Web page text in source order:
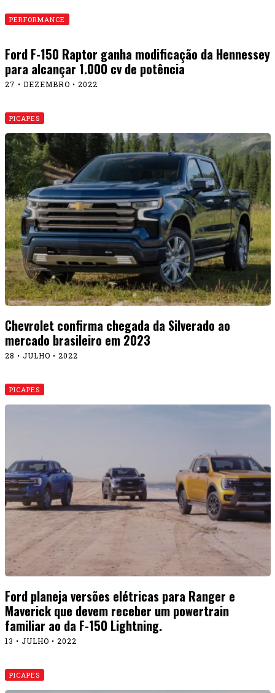
PERFORMANCE
Ford F-150 Raptor ganha modificação da Hennessey
para alcançar 1.000 cv de potência
27 • DEZEMBRO • 2022
PICAPES
Chevrolet confirma chegada da Silverado ao
mercado brasileiro em 2023
28 • JULHO • 2022
PICAPES
Ford planeja versões elétricas para Ranger e
Maverick que devem receber um powertrain
familiar ao da F-150 Lightning.
13 • JULHO • 2022
PICAPES